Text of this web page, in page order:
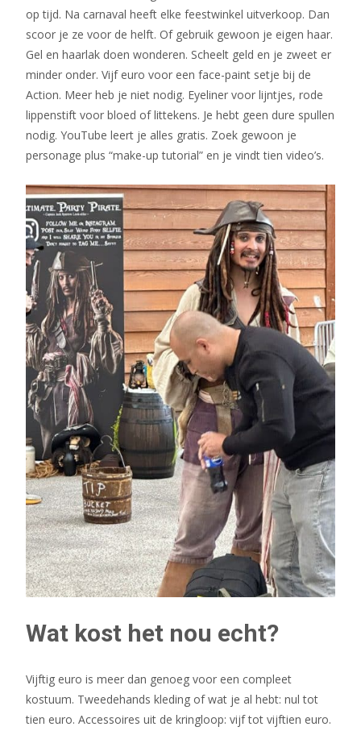
op tijd. Na carnaval heeft elke feestwinkel uitverkoop. Dan
scoor je ze voor de helft. Of gebruik gewoon je eigen haar.
Gel en haarlak doen wonderen. Scheelt geld en je zweet er
minder onder. Vijf euro voor een face-paint setje bij de
Action. Meer heb je niet nodig. Eyeliner voor lijntjes, rode
lippenstift voor bloed of littekens. Je hebt geen dure spullen
nodig. YouTube leert je alles gratis. Zoek gewoon je
personage plus “make-up tutorial” en je vindt tien video’s.
Wat kost het nou echt?
Vijftig euro is meer dan genoeg voor een compleet
kostuum. Tweedehands kleding of wat je al hebt: nul tot
tien euro. Accessoires uit de kringloop: vijf tot vijftien euro.